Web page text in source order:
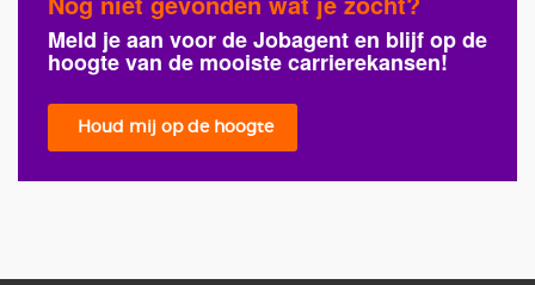
Meld je aan voor de Jobagent en blijf op de
hoogte van de mooiste carrierekansen!
Houd mij op de hoogte